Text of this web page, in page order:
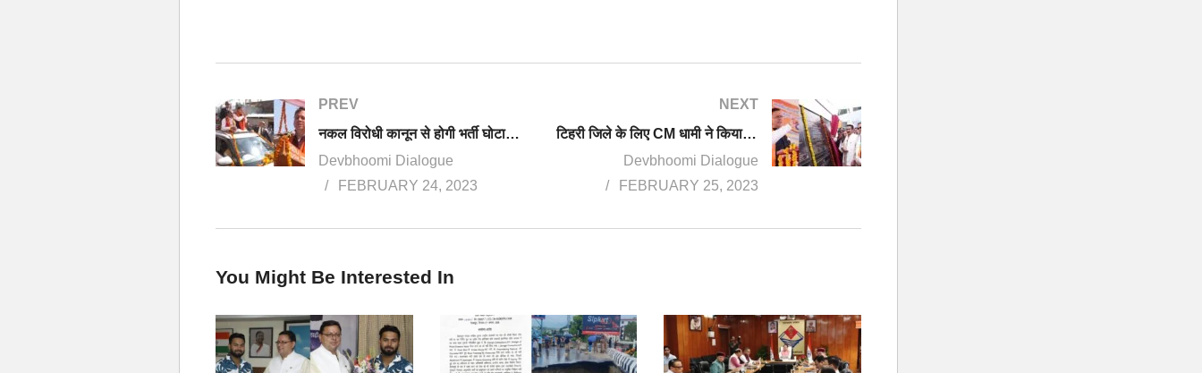
PREV
नकल विरोधी कानून से होगी भर्ती घोटालों की सर्जरी, CBI जांच से भर्तियां लटकाना चाहती है कांग्रेस: CM धामी
Devbhoomi Dialogue
FEBRUARY 24, 2023
NEXT
टिहरी जिले के लिए CM धामी ने किया 533 करोड़ की योजनाओं का लोकार्पण और शिलान्यास
Devbhoomi Dialogue
FEBRUARY 25, 2023
You Might Be Interested In